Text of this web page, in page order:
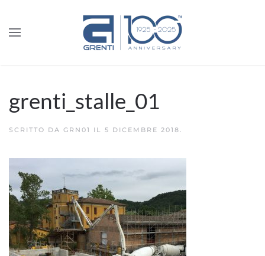
grenti_stalle_01
SCRITTO DA GRN01 IL 5 DICEMBRE 2018.